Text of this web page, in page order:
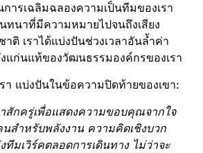
การเฉลิมฉลองความเป็นทีมของเรา
ทนาที่มีความหมายไปจนถึงเสียง
าติ เราได้แบ่งปันช่วงเวลาอันล้ำค่า
แก่นแท้ของวัฒนธรรมองค์กรของเรา
แบ่งปันในข้อความปิดท้ายของเขา:
สักครู่เพื่อแสดงความขอบคุณจากใจ
สำหรับพลังงาน ความคิดเชิงบวก
มเวิร์คตลอดการเดินทาง ไม่ว่าจะ